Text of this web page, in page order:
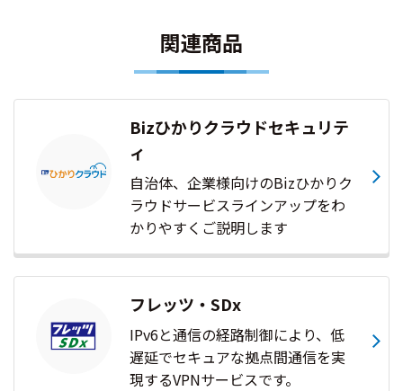
関連商品
Bizひかりクラウドセキュリテ
ィ
自治体、企業様向けのBizひかりク
ラウドサービスラインアップをわ
かりやすくご説明します
フレッツ・SDx
IPv6と通信の経路制御により、低
遅延でセキュアな拠点間通信を実
現するVPNサービスです。